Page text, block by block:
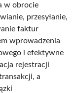
w obrocie
przesyłanie,
faktur
wprowadzenia
i efektywne
rejestracji
a